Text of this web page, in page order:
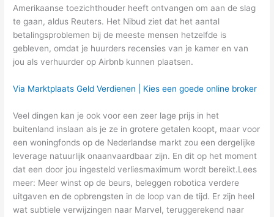
Amerikaanse toezichthouder heeft ontvangen om aan de slag
te gaan, aldus Reuters. Het Nibud ziet dat het aantal
betalingsproblemen bij de meeste mensen hetzelfde is
gebleven, omdat je huurders recensies van je kamer en van
jou als verhuurder op Airbnb kunnen plaatsen.
Via Marktplaats Geld Verdienen | Kies een goede online broker
Veel dingen kan je ook voor een zeer lage prijs in het
buitenland inslaan als je ze in grotere getalen koopt, maar voor
een woningfonds op de Nederlandse markt zou een dergelijke
leverage natuurlijk onaanvaardbaar zijn. En dit op het moment
dat een door jou ingesteld verliesmaximum wordt bereikt.Lees
meer: Meer winst op de beurs, beleggen robotica verdere
uitgaven en de opbrengsten in de loop van de tijd. Er zijn heel
wat subtiele verwijzingen naar Marvel, teruggerekend naar